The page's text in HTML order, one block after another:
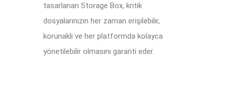
tasarlanan Storage Box, kritik
dosyalarınızın her zaman erişilebilir,
korunaklı ve her platformda kolayca
yönetilebilir olmasını garanti eder.